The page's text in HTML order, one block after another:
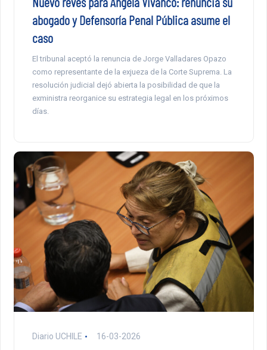
abogado y Defensoría Penal Pública asume el
caso
El tribunal aceptó la renuncia de Jorge Valladares Opazo
como representante de la exjueza de la Corte Suprema. La
resolución judicial dejó abierta la posibilidad de que la
exministra reorganice su estrategia legal en los próximos
días.
Diario UCHILE 16-03-2026